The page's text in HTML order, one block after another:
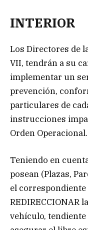
INTERIOR
Los Directores de
VII, tendrán a su
implementar un
prevención,
particulares de
instrucciones
Orden Operacional.
Teniendo en
posean (Plazas,
el
REDIRECCIONAR
vehículo,